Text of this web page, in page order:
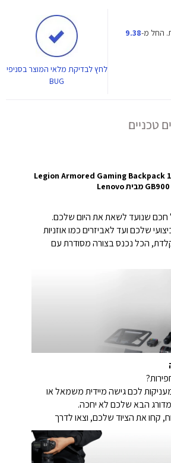
החל מ-9.38
לחץלבדיקת מלאי המוצר בסניפי
BUG
טכניים
תיק גב למחשב "16 Legion Armored Gaming Backpack
GB900 מבית Lenovo
שלכםועד לאביזרים כמו אוזניות
הכל נכנס בצורה מסודרת עם
לכם גישה מיידית משמאל או
הבא שלכם לא יחכה.
קחו את הציוד שלכם, וצאו לדרך